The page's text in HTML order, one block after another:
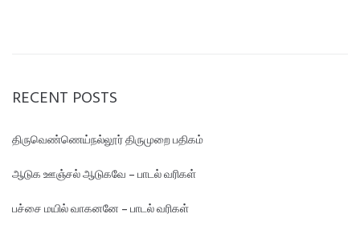
RECENT POSTS
திருவெண்ணெய்நல்லூர் திருமுறை பதிகம்
ஆடுக ஊஞ்சல் ஆடுகவே – பாடல் வரிகள்
பச்சை மயில் வாகனனே – பாடல் வரிகள்